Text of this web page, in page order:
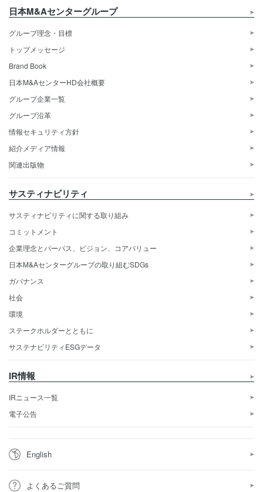
日本M&Aセンターグループ
グループ理念・目標
トップメッセージ
Brand Book
日本M&AセンターHD会社概要
グループ企業一覧
グループ沿革
情報セキュリティ方針
紹介メディア情報
関連出版物
サスティナビリティ
サスティナビリティに関する取り組み
コミットメント
企業理念とパーパス、ビジョン、コアバリュー
日本M&Aセンターグループの取り組むSDGs
ガバナンス
社会
環境
ステークホルダーとともに
サステナビリティESGデータ
IR情報
IRニュース一覧
電子公告
English
よくあるご質問